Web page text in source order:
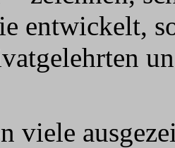
entwickelt,
viele